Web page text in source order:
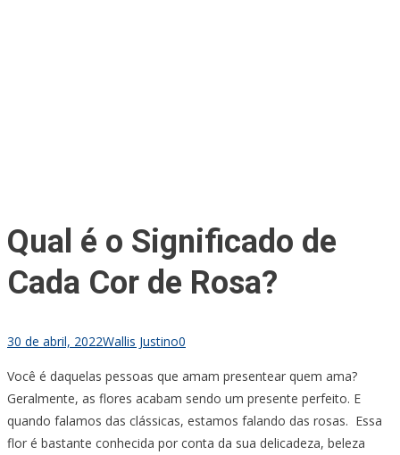
Qual é o Significado de
Cada Cor de Rosa?
30 de abril, 2022Wallis Justino0
Você é daquelas pessoas que amam presentear quem ama?
Geralmente, as flores acabam sendo um presente perfeito. E
quando falamos das clássicas, estamos falando das rosas. Essa
flor é bastante conhecida por conta da sua delicadeza, beleza